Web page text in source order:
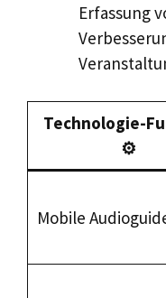
Erfassung
Technologie-
⚙️
Mobile